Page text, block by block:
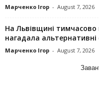
Марченко Ігор - August 7, 2026
На Львівщині тимчасово
нагадала альтернативні
Марченко Ігор - August 7, 2026